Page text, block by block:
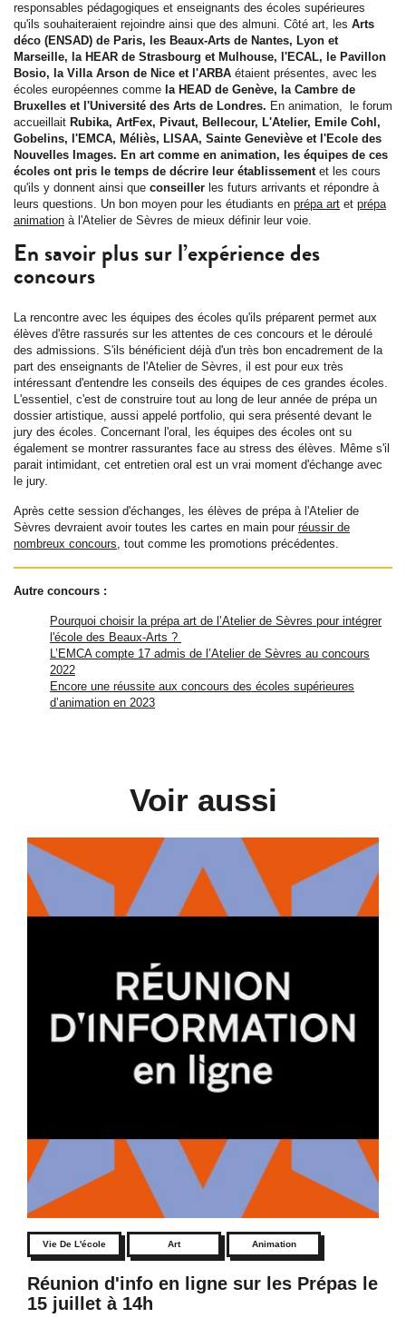
responsables pédagogiques et enseignants des écoles supérieures
qu'ils souhaiteraient rejoindre ainsi que des almuni. Côté art, les Arts
déco (ENSAD) de Paris, les Beaux-Arts de Nantes, Lyon et
Marseille, la HEAR de Strasbourg et Mulhouse, l'ECAL, le Pavillon
Bosio, la Villa Arson de Nice et l'ARBA étaient présentes, avec les
écoles européennes comme la HEAD de Genève, la Cambre de
Bruxelles et l'Université des Arts de Londres. En animation, le forum
accueillait Rubika, ArtFex, Pivaut, Bellecour, L'Atelier, Emile Cohl,
Gobelins, l'EMCA, Méliès, LISAA, Sainte Geneviève et l'Ecole des
Nouvelles Images. En art comme en animation, les équipes de ces
écoles ont pris le temps de décrire leur établissementet les cours
qu'ils y donnent ainsi que conseiller les futurs arrivants et répondre à
leurs questions. Un bon moyen pour les étudiants en prépa art et prépa
animation à l'Atelier de Sèvres de mieux définir leur voie.
En savoir plus sur l’expérience des
concours
La rencontre avec les équipes des écoles qu'ils préparent permet aux
élèves d'être rassurés sur les attentes de ces concours et le déroulé
des admissions. S'ils bénéficient déjà d'un très bon encadrement de la
part des enseignants de l'Atelier de Sèvres, il est pour eux très
intéressant d'entendre les conseils des équipes de ces grandes écoles.
L'essentiel, c'est de construire tout au long de leur année de prépa un
dossier artistique, aussi appelé portfolio, qui sera présenté devant le
jury des écoles. Concernant l'oral, les équipes des écoles ont su
également se montrer rassurantes face au stress des élèves. Même s'il
parait intimidant, cet entretien oral est un vrai moment d'échange avec
le jury.
Après cette session d'échanges, les élèves de prépa à l'Atelier de
Sèvres devraient avoir toutes les cartes en main pour réussir de
nombreux concours, tout comme les promotions précédentes.
Autre concours :
Pourquoi choisir la prépa art de l’Atelier de Sèvres pour intégrer
l'école des Beaux-Arts ?
L’EMCA compte 17 admis de l’Atelier de Sèvres au concours
2022
Encore une réussite aux concours des écoles supérieures
d’animation en 2023
Voir aussi
Vie De L'école Art Animation
Réunion d'info en ligne sur les Prépas le
15 juillet à 14h